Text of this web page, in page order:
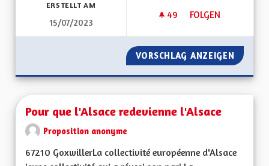
ERSTELLT AM
15/07/2023
49 49 FOLLOWER
FOLGEN
CHAINE ET
VORSCHLAG ANZEIGEN
Pour que l'Alsace redevienne l'Alsace
Proposition anonyme
67210 GoxwillerLa collectivité européenne d'Alsace